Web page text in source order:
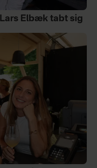
Elbæk tabt sig